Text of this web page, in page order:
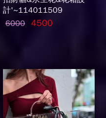
計'~114011509
6000 4500